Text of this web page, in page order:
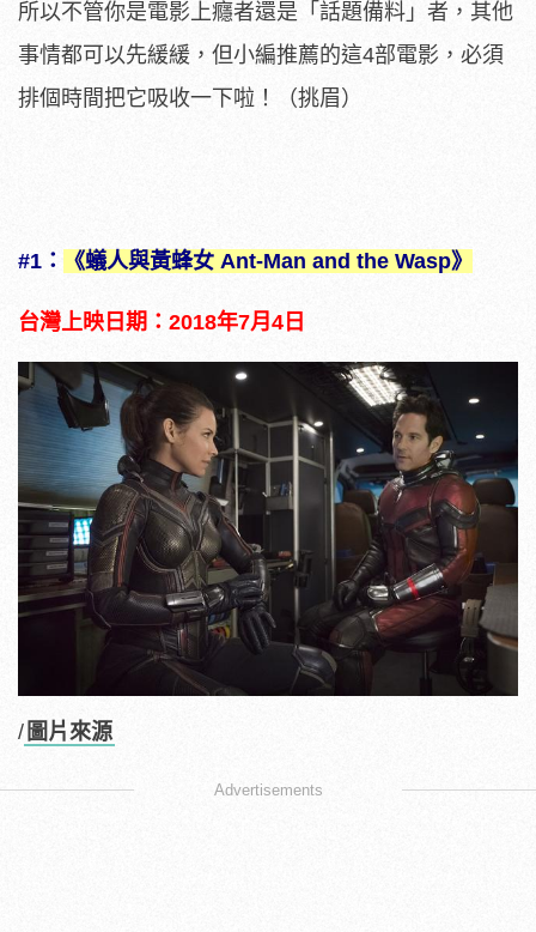
所以不管你是電影上癮者還是「話題備料」者，其他
事情都可以先緩緩，但小編推薦的這4部電影，必須
排個時間把它吸收一下啦！（挑眉）
#1： 《蟻人與黃蜂女 Ant-Man and the Wasp》
台灣上映日期：2018年7月4日
/ 圖片來源
Advertisements